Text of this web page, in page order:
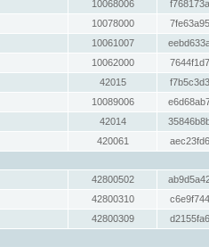
10068006
10078000
10061007
10062000
42015
10089006
42014
420061
42800502
42800310
42800309